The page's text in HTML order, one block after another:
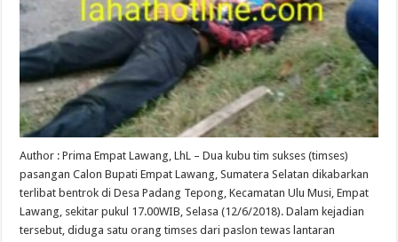
Author : Prima Empat Lawang, LhL – Dua kubu tim sukses (timses)
pasangan Calon Bupati Empat Lawang, Sumatera Selatan dikabarkan
terlibat bentrok di Desa Padang Tepong, Kecamatan Ulu Musi, Empat
Lawang, sekitar pukul 17.00WIB, Selasa (12/6/2018). Dalam kejadian
tersebut, diduga satu orang timses dari paslon tewas lantaran